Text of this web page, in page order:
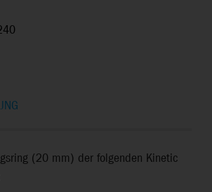
(20 mm) der folgenden Kinetic